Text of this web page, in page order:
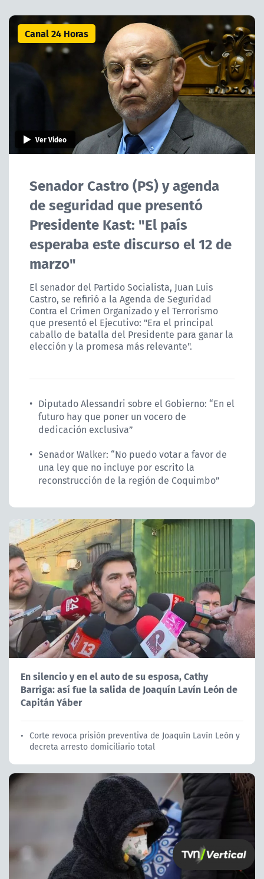
Canal 24 Horas
Ver Video
Senador Castro (PS) y agenda
de seguridad que presentó
Presidente Kast: "El país
esperaba este discurso el 12 de
marzo"
El senador del Partido Socialista, Juan Luis
Castro, se refirió a la Agenda de Seguridad
Contra el Crimen Organizado y el Terrorismo
que presentó el Ejecutivo: "Era el principal
caballo de batalla del Presidente para ganar la
elección y la promesa más relevante".
Diputado Alessandri sobre el Gobierno: “En el
futuro hay que poner un vocero de
dedicación exclusiva”
Senador Walker: “No puedo votar a favor de
una ley que no incluye por escrito la
reconstrucción de la región de Coquimbo”
En silencio y en el auto de su esposa, Cathy
Barriga: así fue la salida de Joaquín Lavín León de
Capitán Yáber
Corte revoca prisión preventiva de Joaquín Lavín León y
decreta arresto domiciliario total